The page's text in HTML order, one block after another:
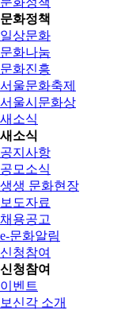
문화정책
일상문화
문화나눔
문화진흥
서울문화축제
서울시문화상
새소식
새소식
공지사항
공모소식
생생 문화현장
보도자료
채용공고
e-문화알림
신청참여
신청참여
이벤트
보신각 소개